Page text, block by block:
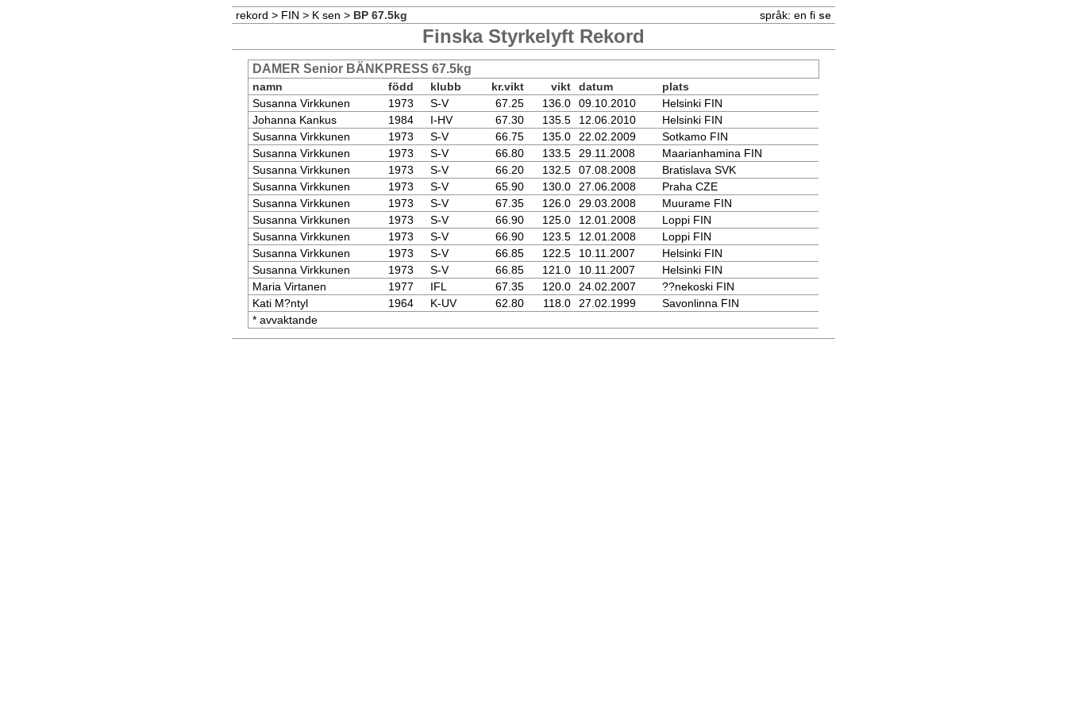
rekord > FIN > K sen > BP 67.5kg språk: en fi se
Finska Styrkelyft Rekord
DAMER Senior BÄNKPRESS 67.5kg
namn född klubb kr.vikt vikt datum
plats
Susanna Virkkunen
1973 S-V 67.25 136.0 09.10.2010
Helsinki FIN
Johanna Kankus
1984 I-HV 67.30 135.5 12.06.2010
Helsinki FIN
Susanna Virkkunen
1973 S-V 66.75 135.0 22.02.2009
Sotkamo FIN
Susanna Virkkunen
1973 S-V 66.80 133.5 29.11.2008
Maarianhamina FIN
Susanna Virkkunen
1973 S-V 66.20 132.5 07.08.2008
Bratislava SVK
Susanna Virkkunen
1973 S-V 65.90 130.0 27.06.2008
Praha CZE
Susanna Virkkunen
1973 S-V 67.35 126.0 29.03.2008
Muurame FIN
Susanna Virkkunen
1973 S-V 66.90 125.0 12.01.2008
Loppi FIN
Susanna Virkkunen
1973 S-V 66.90 123.5 12.01.2008
Loppi FIN
Susanna Virkkunen
1973 S-V 66.85 122.5 10.11.2007
Helsinki FIN
Susanna Virkkunen
1973 S-V 66.85 121.0 10.11.2007
Helsinki FIN
Maria Virtanen
1977 IFL 67.35 120.0 24.02.2007
??nekoski FIN
Kati M?ntyl
1964 K-UV 62.80 118.0 27.02.1999
Savonlinna FIN
* avvaktande